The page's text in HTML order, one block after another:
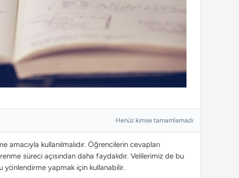
Henüz kimse tamamlamadı
kullanılmalıdır. Öğrencilerin cevapları
süreci açısından daha faydalıdır. Velilerimiz de bu
yönlendirme yapmak için kullanabilir.